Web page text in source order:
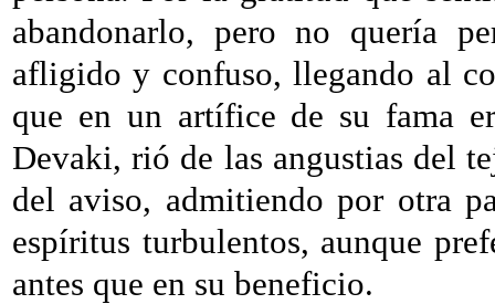
abandonarlo, pero no quería
afligido y confuso, llegando al
que en un artífice de su fama
Devaki, rió de las angustias del
del aviso, admitiendo por otra
espíritus turbulentos, aunque
antes que en su beneficio.